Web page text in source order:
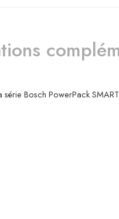
Bosch PowerPack